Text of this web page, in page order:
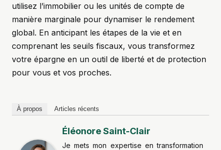
utilisez l’immobilier ou les unités de compte de
manière marginale pour dynamiser le rendement
global. En anticipant les étapes de la vie et en
comprenant les seuils fiscaux, vous transformez
votre épargne en un outil de liberté et de protection
pour vous et vos proches.
À propos Articles récents
Éléonore Saint-Clair
Je mets mon expertise en transformation